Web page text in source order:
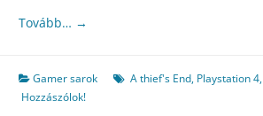
Tovább… →
Gamer sarok A thief's End, Playstation 4,
Hozzászólok!